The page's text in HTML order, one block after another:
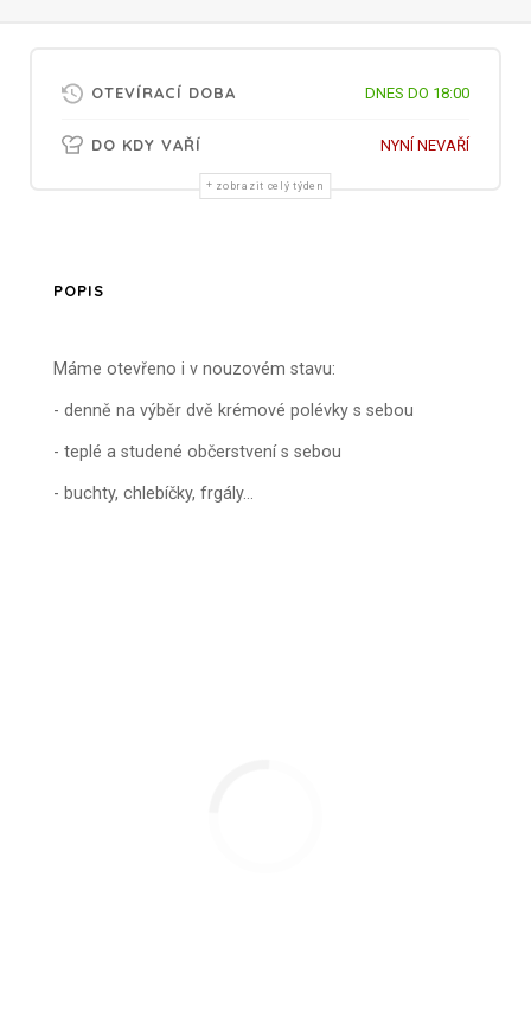
OTEVÍRACÍ DOBA DNES DO 18:00
DO KDY VAŘÍ NYNÍ NEVAŘÍ
zobrazit celý týden
POPIS
Máme otevřeno i v nouzovém stavu:
- denně na výběr dvě krémové polévky s sebou
- teplé a studené občerstvení s sebou
- buchty, chlebíčky, frgály...